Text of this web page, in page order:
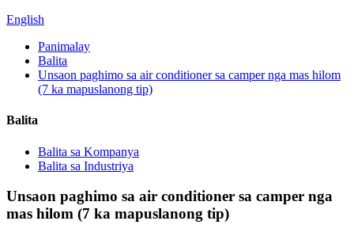
English
Panimalay
Balita
Unsaon paghimo sa air conditioner sa camper nga mas hilom
(7 ka mapuslanong tip)
Balita
Balita sa Kompanya
Balita sa Industriya
Unsaon paghimo sa air conditioner sa camper nga
mas hilom (7 ka mapuslanong tip)